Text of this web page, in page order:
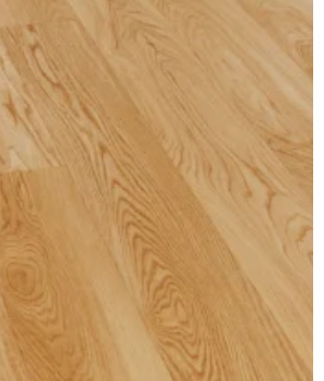
kann man es kaufen?
Grande
180 x 2200 x 14
1WG000890
ansehen >>
mit einer schönen